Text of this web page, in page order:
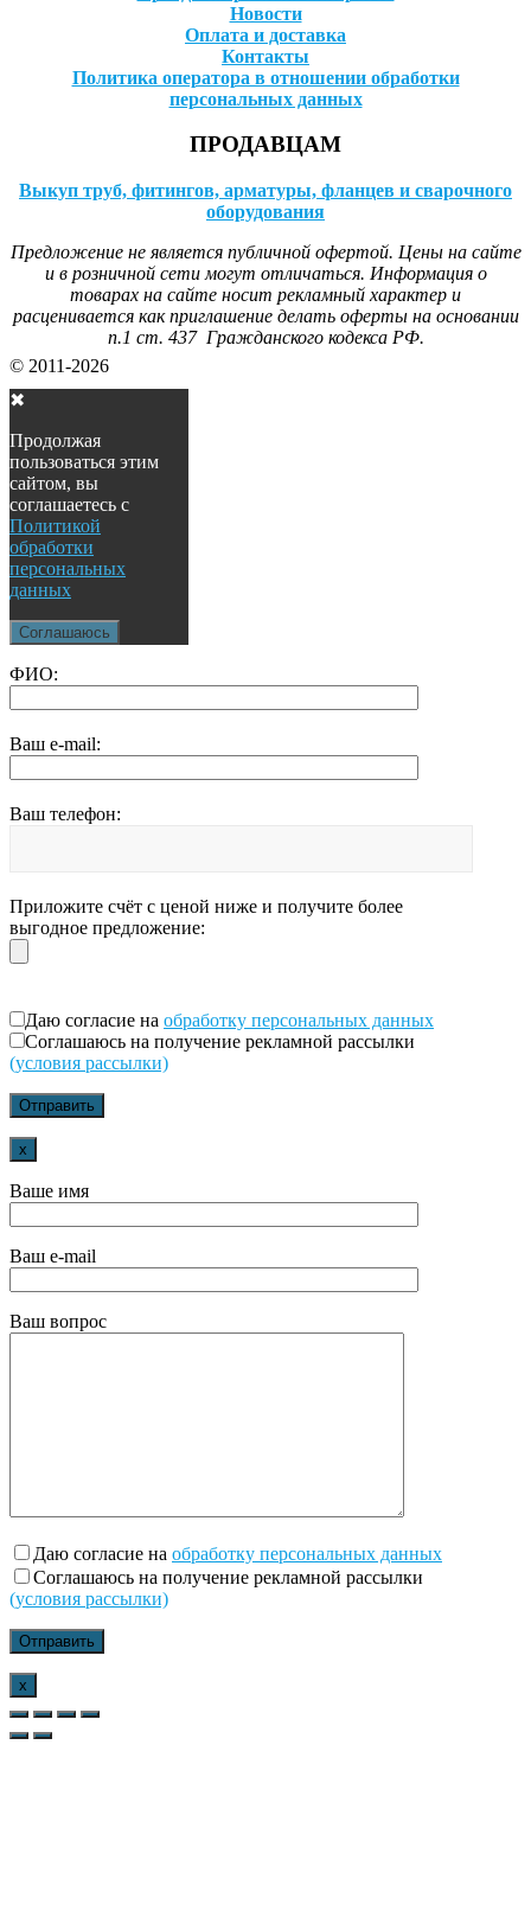
Новости
Оплата и доставка
Контакты
Политика оператора в отношении обработки
персональных данных
ПРОДАВЦАМ
Выкуп труб, фитингов, арматуры, фланцев и сварочного
оборудования
Предложение не является публичной офертой. Цены на сайте
и в розничной сети могут отличаться. Информация о
товарах на сайте носит рекламный характер и
расценивается как приглашение делать оферты на основании
п.1 ст. 437 Гражданского кодекса РФ.
© 2011-2026
✖
Продолжая
пользоваться этим
сайтом, вы
соглашаетесь с
Политикой
обработки
персональных
данных
Соглашаюсь
ФИО:
Ваш e-mail:
Ваш телефон:
Приложите счёт с ценой ниже и получите более
выгодное предложение:
Даю согласие на обработку персональных данных
Соглашаюсь на получение рекламной рассылки
(условия рассылки)
x
Ваше имя
Ваш e-mail
Ваш вопрос
Даю согласие на обработку персональных данных
Соглашаюсь на получение рекламной рассылки
(условия рассылки)
x